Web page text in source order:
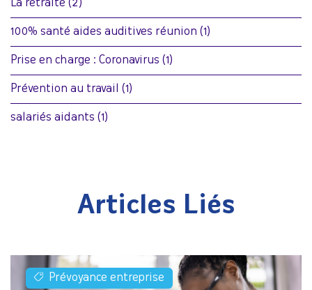
La retraite (2)
100% santé aides auditives réunion (1)
Prise en charge : Coronavirus (1)
Prévention au travail (1)
salariés aidants (1)
Articles Liés
Prévoyance entreprise